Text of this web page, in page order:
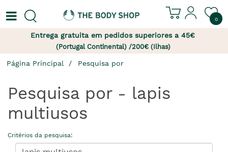
0
Entrega gratuita em pedidos superiores a 45€
(Portugal Continental) /200€ (Ilhas)
Página Principal Pesquisa por
Pesquisa por - lapis
multiusos
Critérios da pesquisa: